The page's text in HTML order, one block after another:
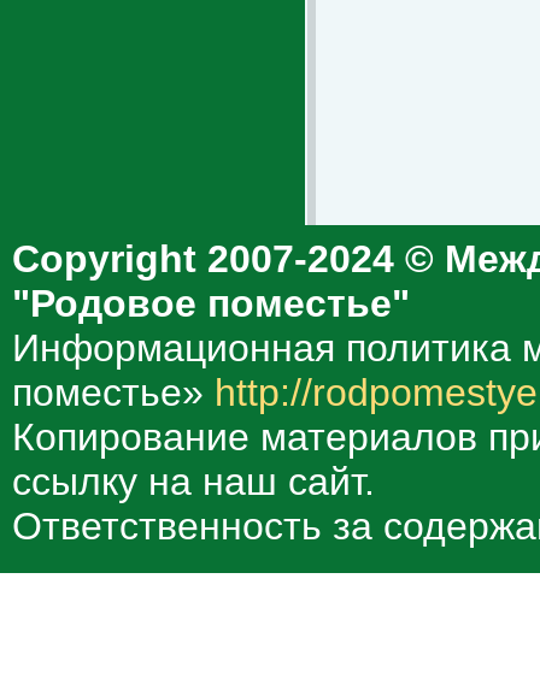
Copyright 2007-2024 ©
"Родовое поместье"
Информационная политика
поместье» http://
Копирование материалов
ссылку на наш сайт.
Ответственность за